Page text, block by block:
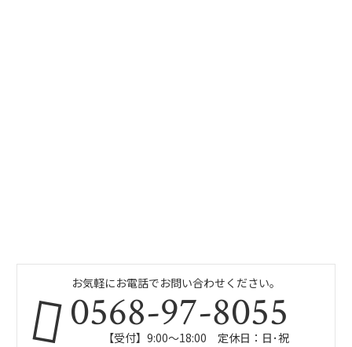
お気軽にお電話でお問い合わせください。
0568-97-8055
【受付】9:00～18:00 定休日：日･祝